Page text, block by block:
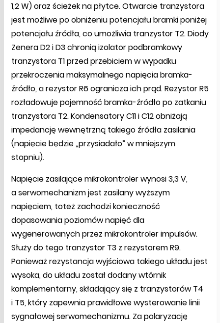
1,2 W) oraz ścieżek na płytce. Otwarcie tranzystora
jest możliwe po obniżeniu potencjału bramki poniżej
potencjału źródła, co umożliwia tranzystor T2. Diody
Zenera D2 i D3 chronią izolator podbramkowy
tranzystora T1 przed przebiciem w wypadku
przekroczenia maksymalnego napięcia bramka-
źródło, a rezystor R6 ogranicza ich prąd. Rezystor R5
rozładowuje pojemność bramka-źródło po zatkaniu
tranzystora T2. Kondensatory C11 i C12 obniżają
impedancję wewnętrzną takiego źródła zasilania
(napięcie będzie „przysiadało” w mniejszym
stopniu).
Napięcie zasilające mikrokontroler wynosi 3,3 V,
a serwomechanizm jest zasilany wyższym
napięciem, toteż zachodzi konieczność
dopasowania poziomów napięć dla
wygenerowanych przez mikrokontroler impulsów.
Służy do tego tranzystor T3 z rezystorem R9.
Ponieważ rezystancja wyjściowa takiego układu jest
wysoka, do układu został dodany wtórnik
komplementarny, składający się z tranzystorów T4
i T5, który zapewnia prawidłowe wysterowanie linii
sygnałowej serwomechanizmu. Za polaryzację